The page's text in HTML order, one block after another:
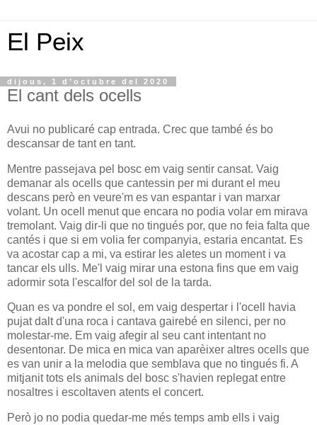
El Peix
dijous, 1 d’octubre del 2020
El cant dels ocells
Avui no publicaré cap entrada. Crec que també és bo
descansar de tant en tant.
Mentre passejava pel bosc em vaig sentir cansat. Vaig
demanar als ocells que cantessin per mi durant el meu
descans però en veure'm es van espantar i van marxar
volant. Un ocell menut que encara no podia volar em mirava
tremolant. Vaig dir-li que no tingués por, que no feia falta que
cantés i que si em volia fer companyia, estaria encantat. Es
va acostar cap a mi, va estirar les aletes un moment i va
tancar els ulls. Me'l vaig mirar una estona fins que em vaig
adormir sota l'escalfor del sol de la tarda.
Quan es va pondre el sol, em vaig despertar i l'ocell havia
pujat dalt d'una roca i cantava gairebé en silenci, per no
molestar-me. Em vaig afegir al seu cant intentant no
desentonar. De mica en mica van aparèixer altres ocells que
es van unir a la melodia que semblava que no tingués fi. A
mitjanit tots els animals del bosc s'havien replegat entre
nosaltres i escoltaven atents el concert.
Però jo no podia quedar-me més temps amb ells i vaig